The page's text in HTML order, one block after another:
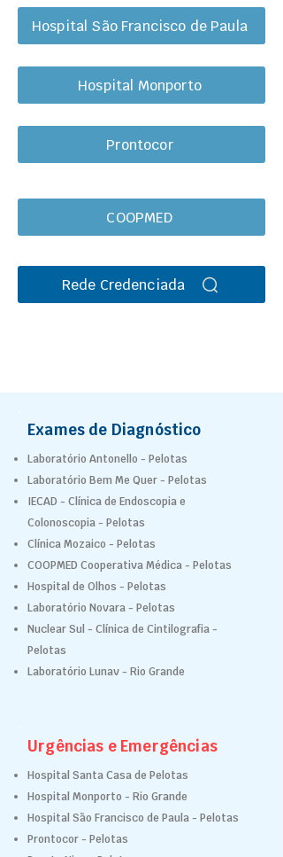
Hospital São Francisco de Paula
Hospital Monporto
Prontocor
COOPMED
Rede Credenciada
Exames de Diagnóstico
Laboratório Antonello - Pelotas
Laboratório Bem Me Quer - Pelotas
IECAD - Clínica de Endoscopia e
Colonoscopia - Pelotas
Clínica Mozaico - Pelotas
COOPMED Cooperativa Médica - Pelotas
Hospital de Olhos - Pelotas
Laboratório Novara - Pelotas
Nuclear Sul - Clínica de Cintilografia -
Pelotas
Laboratório Lunav - Rio Grande
Urgências e Emergências
Hospital Santa Casa de Pelotas
Hospital Monporto - Rio Grande
Hospital São Francisco de Paula - Pelotas
Prontocor - Pelotas